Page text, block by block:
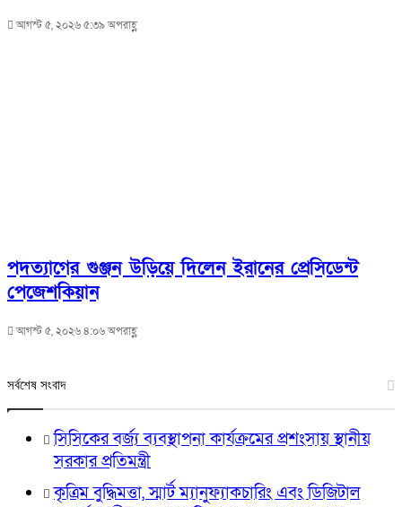
আগস্ট ৫, ২০২৬ ৫:৩৯ অপরাহ্ণ
পদত্যাগের গুঞ্জন উড়িয়ে দিলেন ইরানের প্রেসিডেন্ট
পেজেশকিয়ান
আগস্ট ৫, ২০২৬ ৪:০৬ অপরাহ্ণ
সর্বশেষ সংবাদ
সিসিকের বর্জ্য ব্যবস্থাপনা কার্যক্রমের প্রশংসায় স্থানীয়
সরকার প্রতিমন্ত্রী
কৃত্রিম বুদ্ধিমত্তা, স্মার্ট ম্যানুফ্যাকচারিং এবং ডিজিটাল